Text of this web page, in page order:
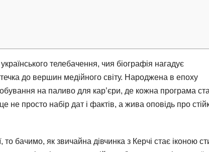
телебачення, чия біографія нагадує
до вершин медійного світу. Народжена в епоху
на паливо для кар’єри, де кожна програма
не просто набір дат і фактів, а жива оповідь про
бачимо, як звичайна дівчинка з Керчі стає іконою